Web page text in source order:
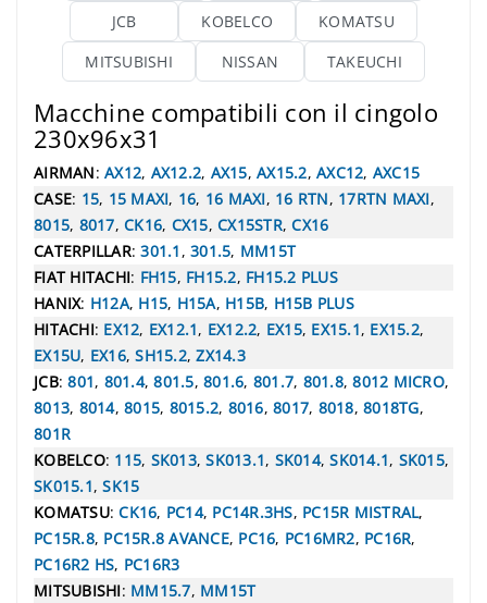
JCB
KOBELCO
KOMATSU
MITSUBISHI
NISSAN TAKEUCHI
Macchine compatibili con il cingolo
230x96x31
AIRMAN: AX12, AX12.2, AX15, AX15.2, AXC12, AXC15
CASE: 15, 15 MAXI, 16, 16 MAXI, 16 RTN, 17RTN MAXI,
8015, 8017, CK16, CX15, CX15STR,CX16
CATERPILLAR:301.1 , 301.5, MM15T
FIAT HITACHI: FH15, FH15.2, FH15.2 PLUS
HANIX: H12A, H15, H15A, H15B, H15B PLUS
HITACHI: EX12, EX12.1, EX12.2, EX15, EX15.1, EX15.2,
EX15U, EX16,SH15.2,ZX14.3
JCB:801, 801.4,801.5, 801.6, 801.7, 801.8,8012 MICRO,
8013, 8014, 8015, 8015.2, 8016, 8017, 8018, 8018TG,
801R
KOBELCO: 115, SK013,SK013.1, SK014,SK014.1, SK015,
SK015.1,SK15
KOMATSU:CK16, PC14, PC14R.3HS, PC15R MISTRAL,
PC15R.8, PC15R.8 AVANCE, PC16, PC16MR2, PC16R,
PC16R2 HS, PC16R3
MITSUBISHI: MM15.7, MM15T